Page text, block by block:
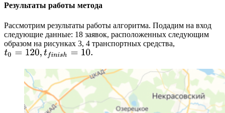
Результаты работы метода
Рассмотрим результаты работы алгоритма. Подадим на вход
следующие данные: 18 заявок, расположенных следующим
образом на рисунках 3, 4 транспортных средства,